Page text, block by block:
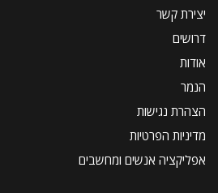
יצירת קשר
דרושים
אודות
הנמר
הצהרת נגישות
מדיניות הפרטיות
אפליקציה אנשים ומחשבים